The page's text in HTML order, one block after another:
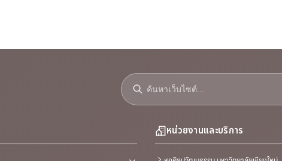
หน่วยงานและบริการ